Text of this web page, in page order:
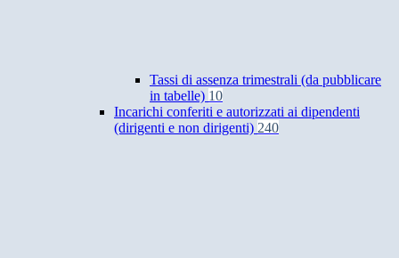
Tassi di assenza trimestrali (da pubblicare
in tabelle) 10
Incarichi conferiti e autorizzati ai dipendenti
(dirigenti e non dirigenti) 240